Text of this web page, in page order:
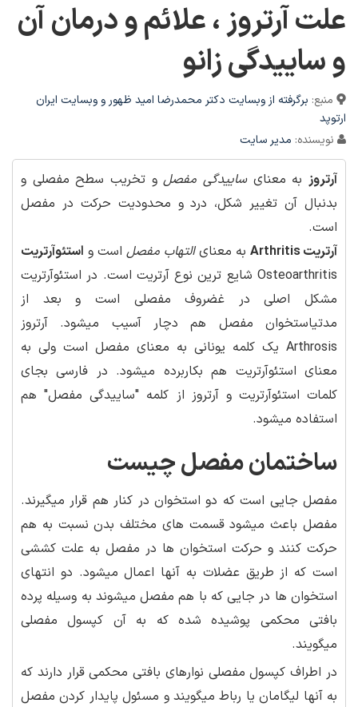
علت آرتروز ، علائم و درمان آن
و ساییدگی زانو
منبع: برگرفته از وبسایت دکتر محمدرضا امید ظهور و وبسایت ایران
ارتوپد
نویسنده: مدیر سایت
آرتروزبه معنایساییدگی مفصلو تخریب سطح مفصلی و
بدنبال آن تغییر شکل، درد و محدودیت حرکت در مفصل
است.
آرتریت Arthritis
به معنایالتهاب مفصل است و استئوآرتریت
Osteoarthritis شایع ترین نوع آرتریت است. در استئوآرتریت
مشکل اصلی در غضروف مفصلی است و بعد از
مدتیاستخوان مفصل هم دچار آسیب میشود. آرتروز
Arthrosis یک کلمه یونانی به معنای مفصل است ولی به
معنای استئوآرتریت هم بکاربرده میشود. در فارسی بجای
کلمات استئوآرتریت و آرتروز از کلمه "ساییدگی مفصل" هم
استفاده میشود.
ساختمان مفصل چیست
مفصل جایی است که دو استخوان در کنار هم قرار میگیرند.
مفصل باعث میشود قسمت های مختلف بدن نسبت به هم
حرکت کنند و حرکت استخوان ها در مفصل به علت کششی
است که از طریق عضلات به آنها اعمال میشود. دو انتهای
استخوان ها در جایی که با هم مفصل میشوند به وسیله پرده
بافتی محکمی پوشیده شده که به آن کپسول مفصلی
میگویند.
در اطراف کپسول مفصلی نوارهای بافتی محکمی قرار دارند که
به آنها لیگامان یا رباط میگویند و مسئول پایدار کردن مفصل